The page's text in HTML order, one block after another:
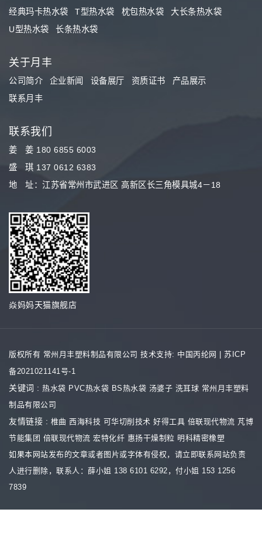
经典玛卡热水袋 T型热水袋 枕包热水袋
大长条热水袋
U型热水袋
长条热水袋
关于月丰
公司简介 企业新闻 设备展厅 资质证书
产品展示
联系月丰
联系我们
姜 姜 180 6855 6003
盛 琪 137 0612 6383
地 址：江苏省常州市武进区 高新区长三角模具城4－18
焱妈妈天猫旗舰店
版权所有 常州月丰塑料制品有限公司 技术支持: 中国丙纶网
苏ICP
备2021021141号-1
关键词 : 热水袋 PVC热水袋 BS热水袋 汤婆子 洗耳球 常州月丰塑料
制品有限公司
友情链接 : 椎曲 西海科技 可华切削技术 好得工具 倍联现代物流 芃博
节能集团 倍联现代物流 宏特化纤 惠扬干燥制粒 明科精密橡塑
如果本网站发布的文章或者图片或字体有侵权，请立即联系网站负责
人进行删除，联系人：薛小姐 138 6101 6292，付小姐 153 1256
7839